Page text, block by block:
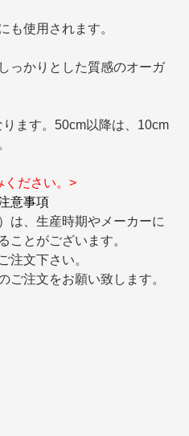
も使用されます。
っかりとした質感のオーガ
ます。50cm以降は、10cm
ください。>
意事項
は、生産時期やメーカーに
ことがございます。
注文下さい。
ご注文をお願い致します。